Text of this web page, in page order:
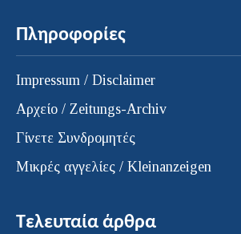
Πληροφορίες
Impressum / Disclaimer
Αρχείο / Zeitungs-Archiv
Γίνετε Συνδρομητές
Μικρές αγγελίες / Kleinanzeigen
Τελευταία άρθρα